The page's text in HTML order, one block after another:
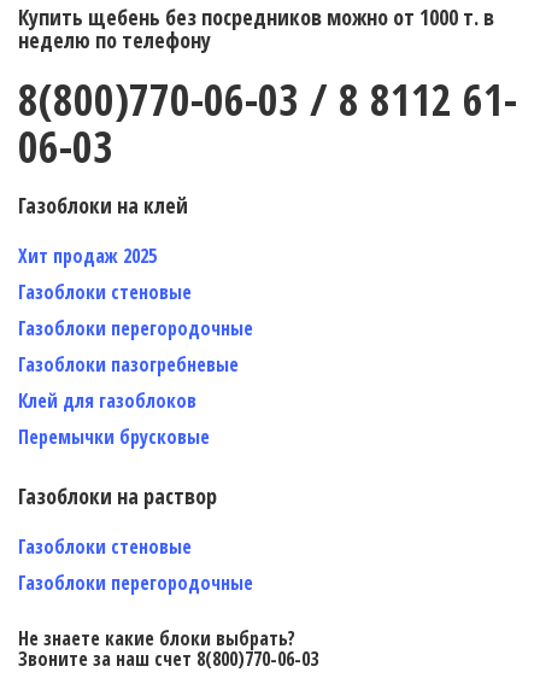
Купить щебень без посредников можно от 1000 т. в
неделю по телефону
8(800)770-06-03 / 8 8112 61-
06-03
Газоблоки на клей
Хит продаж 2025
Газоблоки стеновые
Газоблоки перегородочные
Газоблоки пазогребневые
Клей для газоблоков
Перемычки брусковые
Газоблоки на раствор
Газоблоки стеновые
Газоблоки перегородочные
Не знаете какие блоки выбрать?
Звоните за наш счет 8(800)770-06-03